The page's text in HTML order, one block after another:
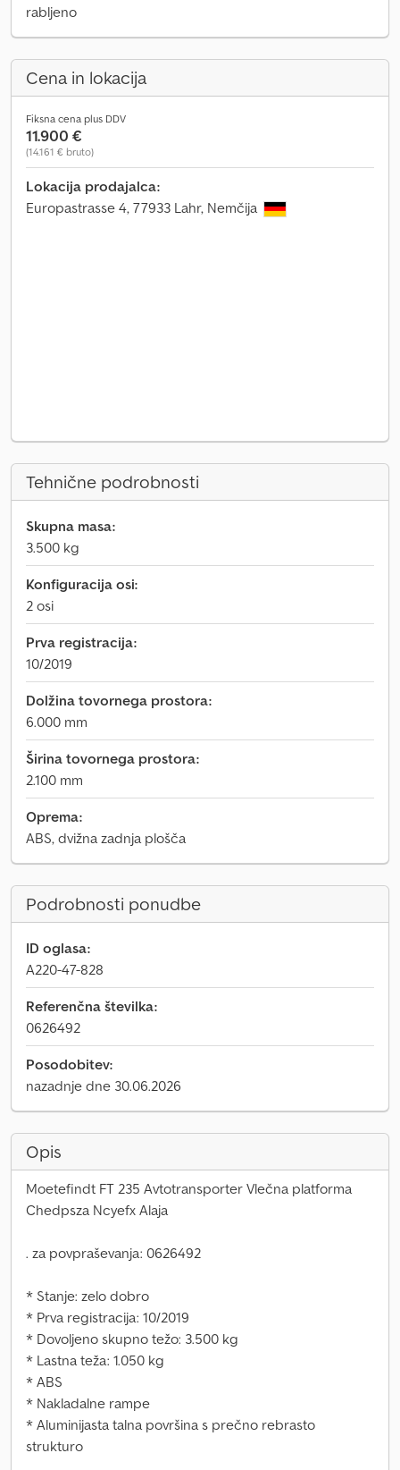
rabljeno
Cena in lokacija
Fiksna cena plus DDV
11.900 €
(14.161 € bruto)
Lokacija prodajalca:
Europastrasse 4, 77933 Lahr, Nemčija
Tehnične podrobnosti
Skupna masa:
3.500 kg
Konfiguracija osi:
2 osi
Prva registracija:
10/2019
Dolžina tovornega prostora:
6.000 mm
Širina tovornega prostora:
2.100 mm
Oprema:
ABS, dvižna zadnja plošča
Podrobnosti ponudbe
ID oglasa:
A220-47-828
Referenčna številka:
0626492
Posodobitev:
nazadnje dne 30.06.2026
Opis
Moetefindt FT 235 Avtotransporter Vlečna platforma
Chedpsza Ncyefx Alaja
. za povpraševanja: 0626492
* Stanje: zelo dobro
* Prva registracija: 10/2019
* Dovoljeno skupno težo: 3.500 kg
* Lastna teža: 1.050 kg
* ABS
* Nakladalne rampe
* Aluminijasta talna površina s prečno rebrasto
strukturo